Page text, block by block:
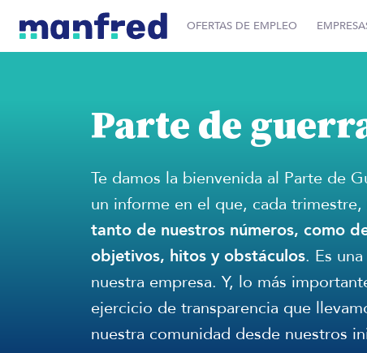
OFERTAS DE EMPLEO
Parte de
Te damos la bienvenida al Parte de
un informe en el que, cada trimestre,
tanto de nuestros números, como
objetivos, hitos y obstáculos. Es
nuestra empresa. Y, lo más
ejercicio de transparencia que
nuestra comunidad desde nuestros